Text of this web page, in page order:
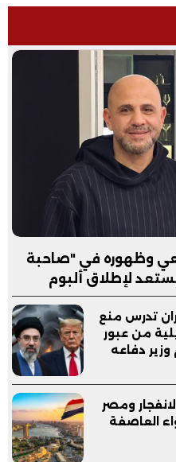
وظهوره في "صاحبة
لإطلاق ألبوم
تدرس منع
من عبور
دفاعه
ومصر
العاصفة